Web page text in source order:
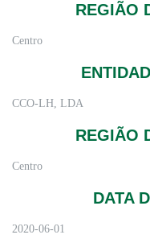
REGIÃO
Centro
CCO-LH, LDA
REGIÃO
Centro
DATA
2020-06-01